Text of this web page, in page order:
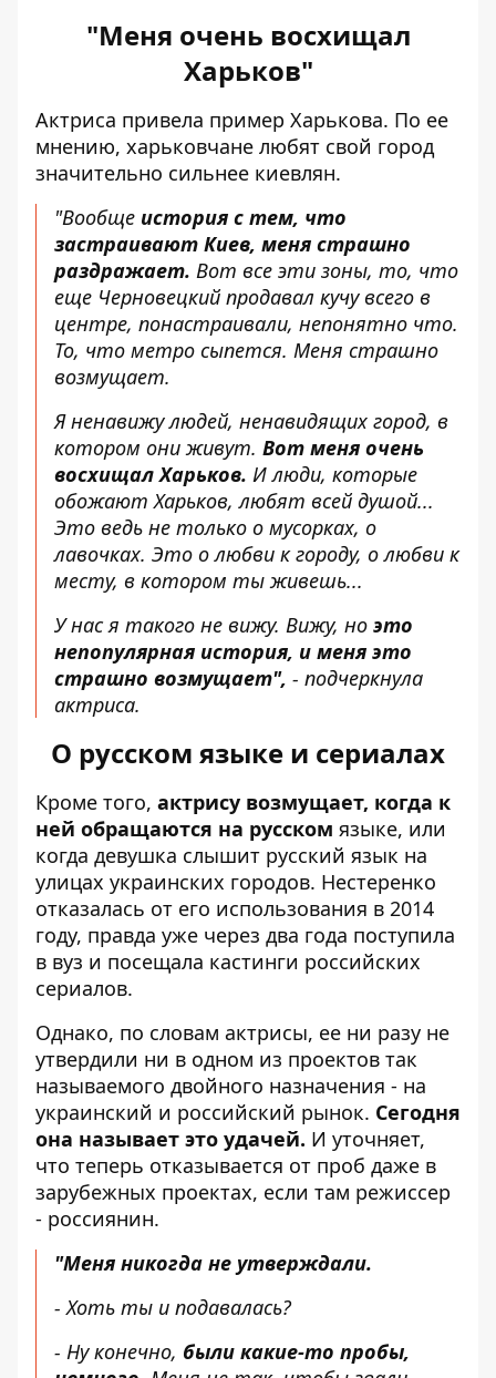
"Меня очень восхищал
Харьков"
Актриса привела пример Харькова. По ее
мнению, харьковчане любят свой город
значительно сильнее киевлян.
"Вообще история с тем, что
застраивают Киев, меня страшно
раздражает. Вот все эти зоны, то, что
еще Черновецкий продавал кучу всего в
центре, понастраивали, непонятно что.
То, что метро сыпется. Меня страшно
возмущает.
Я ненавижу людей, ненавидящих город, в
котором они живут. Вот меня очень
восхищал Харьков. И люди, которые
обожают Харьков, любят всей душой...
Это ведь не только о мусорках, о
лавочках. Это о любви к городу, о любви к
месту, в котором ты живешь...
У нас я такого не вижу. Вижу, но это
непопулярная история, и меня это
страшно возмущает", - подчеркнула
актриса.
О русском языке и сериалах
Кроме того, актрису возмущает, когда к
ней обращаются на русском языке, или
когда девушка слышит русский язык на
улицах украинских городов. Нестеренко
отказалась от его использования в 2014
году, правда уже через два года поступила
в вуз и посещала кастинги российских
сериалов.
Однако, по словам актрисы, ее ни разу не
утвердили ни в одном из проектов так
называемого двойного назначения - на
украинский и российский рынок. Сегодня
она называет это удачей. И уточняет,
что теперь отказывается от проб даже в
зарубежных проектах, если там режиссер
- россиянин.
"Меня никогда не утверждали.
- Хоть ты и подавалась?
- Ну конечно, были какие-то пробы,